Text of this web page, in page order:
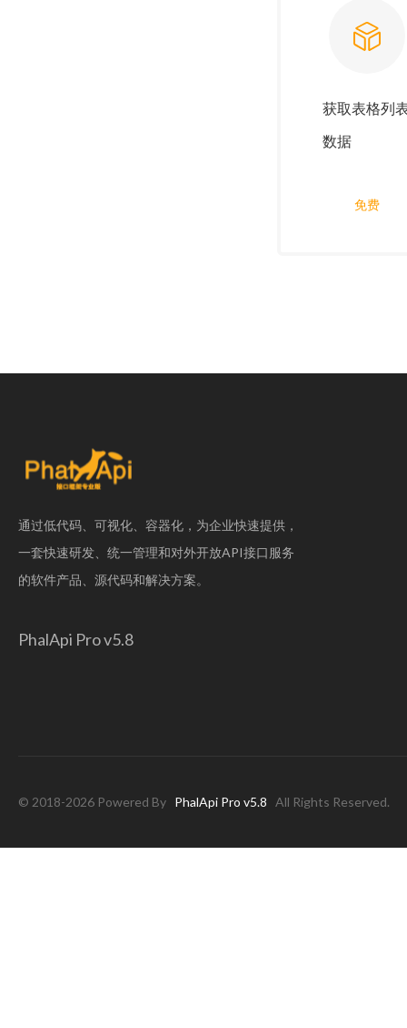
获取表格列
数据
免费
通过低代码、可视化、容器化，为企业快速提供，
一套快速研发、统一管理和对外开放API接口服务
的软件产品、源代码和解决方案。
PhalApi Pro v5.8
© 2018-2026 Powered By PhalApi Pro v5.8 All Rights Reserved.